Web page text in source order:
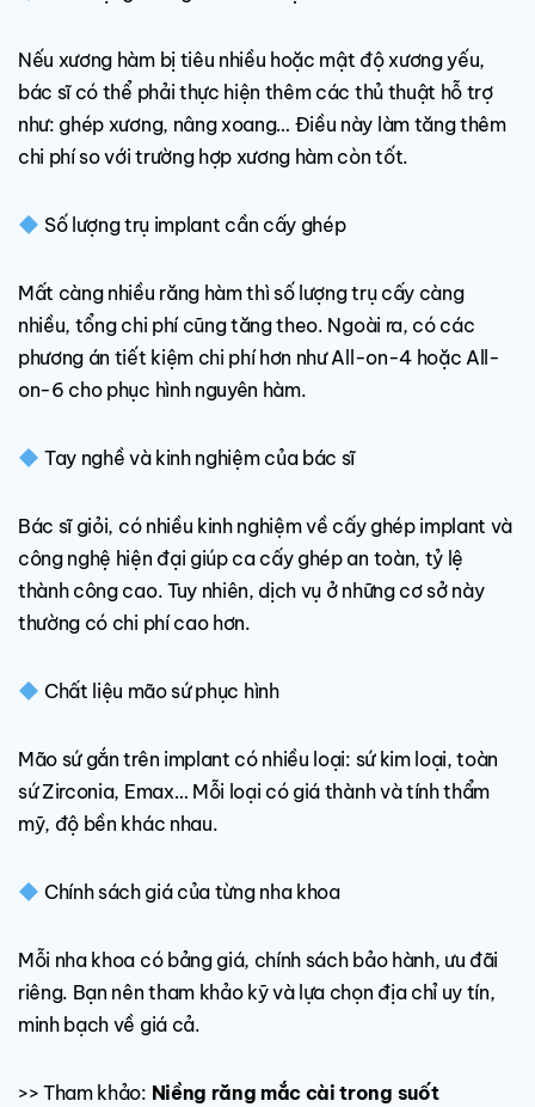
Nếu xương hàm bị tiêu nhiều hoặc mật độ xương yếu,
bác sĩ có thể phải thực hiện thêm các thủ thuật hỗ trợ
như: ghép xương, nâng xoang… Điều này làm tăng thêm
chi phí so với trường hợp xương hàm còn tốt.
Số lượng trụ implant cần cấy ghép
Mất càng nhiều răng hàm thì số lượng trụ cấy càng
nhiều, tổng chi phí cũng tăng theo. Ngoài ra, có các
phương án tiết kiệm chi phí hơn như All-on-4 hoặc All-
on-6 cho phục hình nguyên hàm.
Tay nghề và kinh nghiệm của bác sĩ
Bác sĩ giỏi, có nhiều kinh nghiệm về cấy ghép implant và
công nghệ hiện đại giúp ca cấy ghép an toàn, tỷ lệ
thành công cao. Tuy nhiên, dịch vụ ở những cơ sở này
thường có chi phí cao hơn.
Chất liệu mão sứ phục hình
Mão sứ gắn trên implant có nhiều loại: sứ kim loại, toàn
sứ Zirconia, Emax… Mỗi loại có giá thành và tính thẩm
mỹ, độ bền khác nhau.
Chính sách giá của từng nha khoa
Mỗi nha khoa có bảng giá, chính sách bảo hành, ưu đãi
riêng. Bạn nên tham khảo kỹ và lựa chọn địa chỉ uy tín,
minh bạch về giá cả.
>> Tham khảo: Niềng răng mắc cài trong suốt